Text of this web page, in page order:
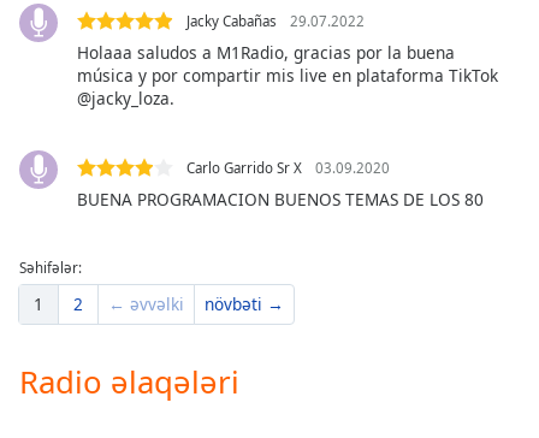
will
cancel
window.
Opacity
Text
Background
Jacky Cabañas 29.07.2022
Holaaa saludos a M1Radio, gracias por la buena
música y por compartir mis live en plataforma TikTok
@jacky_loza.
Carlo Garrido Sr X 03.09.2020
BUENA PROGRAMACION BUENOS TEMAS DE LOS 80
Səhifələr:
1 2 ← əvvəlki növbəti →
Radio əlaqələri